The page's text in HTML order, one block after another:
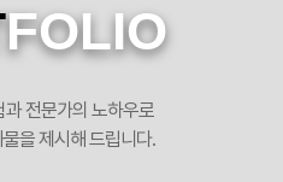
FOLIO
전문가의 노하우로
을 제시해 드립니다.